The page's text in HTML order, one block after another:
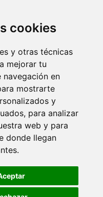
cookies
y otras técnicas
mejorar tu
navegación en
mostrarte
y
para analizar
web y para
donde llegan